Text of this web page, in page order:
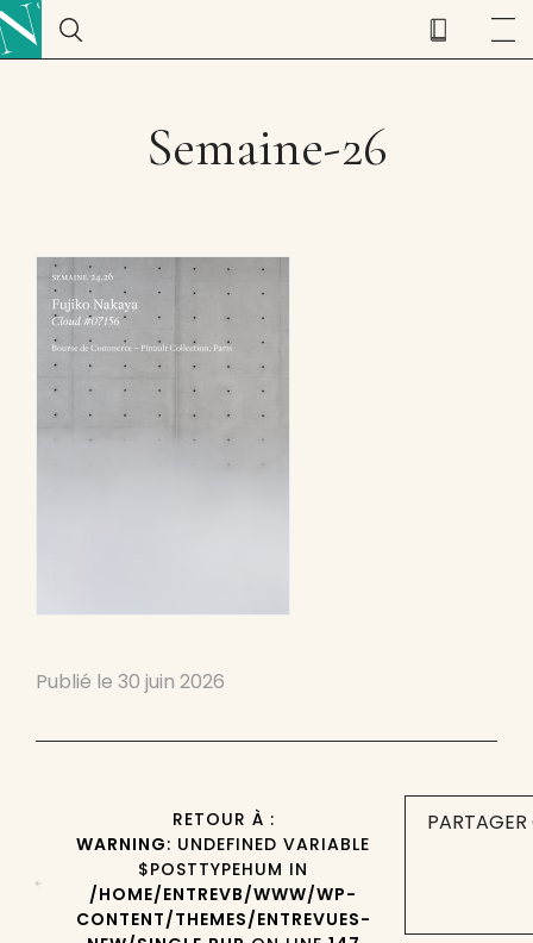
Semaine-26
Publié le 30 juin 2026
RETOUR À :
WARNING: UNDEFINED VARIABLE
$POSTTYPEHUM IN
/HOME/ENTREVB/WWW/WP-
CONTENT/THEMES/ENTREVUES-